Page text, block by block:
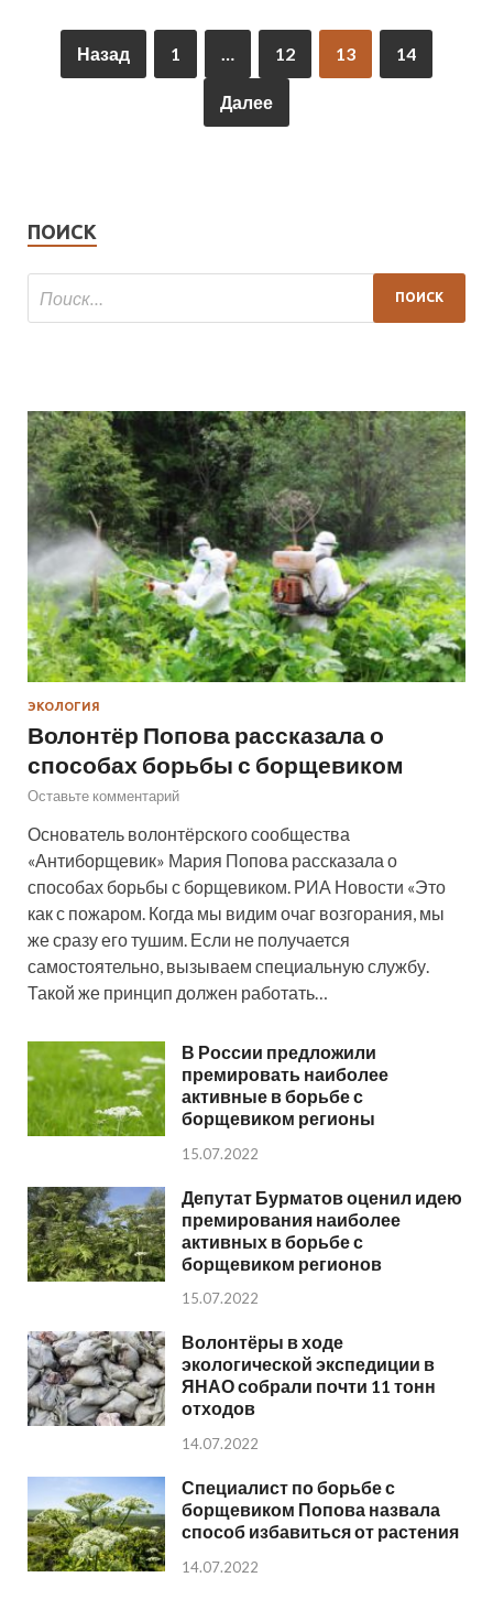
Назад 1 … 12 13 14
Далее
ПОИСК
ЭКОЛОГИЯ
Волонтёр Попова рассказала о
способах борьбы с борщевиком
Оставьте комментарий
Основатель волонтёрского сообщества
«Антиборщевик» Мария Попова рассказала о
способах борьбы с борщевиком. РИА Новости «Это
как с пожаром. Когда мы видим очаг возгорания, мы
же сразу его тушим. Если не получается
самостоятельно, вызываем специальную службу.
Такой же принцип должен работать…
В России предложили
премировать наиболее
активные в борьбе с
борщевиком регионы
15.07.2022
Депутат Бурматов оценил идею
премирования наиболее
активных в борьбе с
борщевиком регионов
15.07.2022
Волонтёры в ходе
экологической экспедиции в
ЯНАО собрали почти 11 тонн
отходов
14.07.2022
Специалист по борьбе с
борщевиком Попова назвала
способ избавиться от растения
14.07.2022